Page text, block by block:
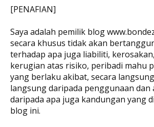
[PENAFIAN]
Saya adalah pemilik blog
secara khusus tidak akan
terhadap apa juga liabiliti,
kerugian atas risiko, peribadi mahu
yang berlaku akibat, secara
langsung daripada penggunaan dan
daripada apa juga kandungan yang
blog ini.